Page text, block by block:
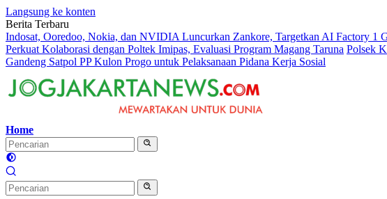
Langsung ke konten
Berita Terbaru
Indosat, Ooredoo, Nokia, dan NVIDIA Luncurkan Zankore, Targetkan AI Factory 1
Perkuat Kolaborasi dengan Poltek Imipas, Evaluasi Program Magang Taruna Polsek
Gandeng Satpol PP Kulon Progo untuk Pelaksanaan Pidana Kerja Sosial
Home